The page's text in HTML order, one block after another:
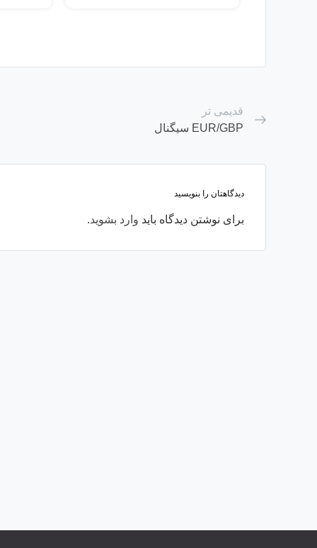
قدیمی تر
EUR/GBP سیگنال
دیدگاهتان را بنویسید
برای نوشتن دیدگاه باید وارد بشوید.